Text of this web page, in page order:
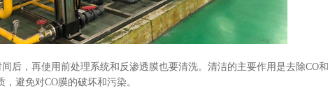
后，再使用前处理系统和反渗透膜也要清洗。清洁的主要作用是去除CO和
避免对CO膜的破坏和污染。